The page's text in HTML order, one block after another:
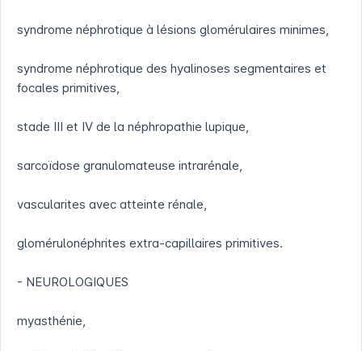
syndrome néphrotique à lésions glomérulaires minimes,
syndrome néphrotique des hyalinoses segmentaires et
focales primitives,
stade III et IV de la néphropathie lupique,
sarcoïdose granulomateuse intrarénale,
vascularites avec atteinte rénale,
glomérulonéphrites extra-capillaires primitives.
- NEUROLOGIQUES
myasthénie,